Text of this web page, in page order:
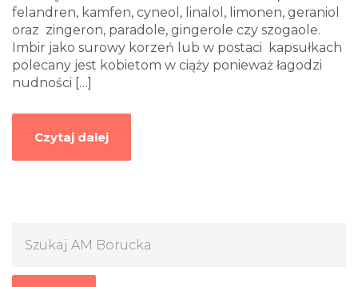
felandren, kamfen, cyneol, linalol, limonen, geraniol
oraz zingeron, paradole, gingerole czy szogaole.
Imbir jako surowy korzeń lub w postaci kapsułkach
polecany jest kobietom w ciąży ponieważ łagodzi
nudności […]
Czytaj dalej